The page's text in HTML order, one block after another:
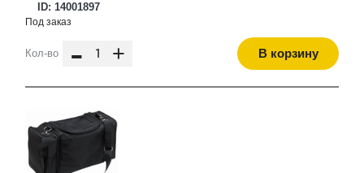
ID: 14001897
Под заказ
Кол-во - + В корзину